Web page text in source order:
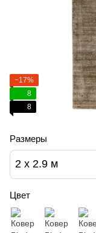
−17%
8
8
Размеры
2 x 2.9 м
Цвет